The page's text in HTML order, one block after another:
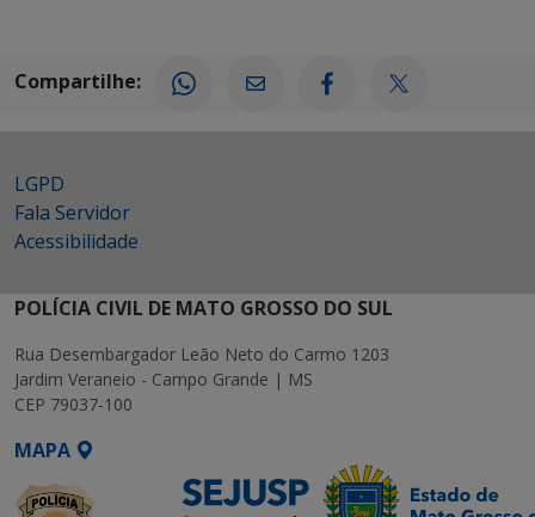
Compartilhe:
LGPD
Fala Servidor
Acessibilidade
POLÍCIA CIVIL DE MATO GROSSO DO SUL
Rua Desembargador Leão Neto do Carmo 1203
Jardim Veraneio - Campo Grande | MS
CEP 79037-100
MAPA